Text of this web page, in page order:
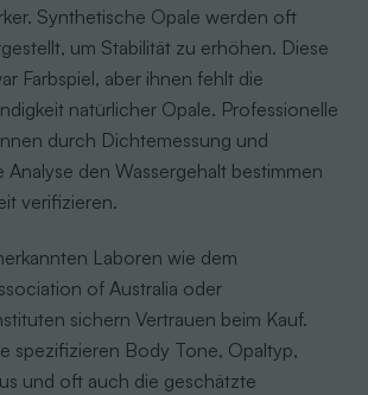
Synthetische Opale werden oft
um Stabilität zu erhöhen. Diese
Farbspiel, aber ihnen fehlt die
natürlicher Opale. Professionelle
durch Dichtemessung und
Analyse den Wassergehalt bestimmen
verifizieren.
Laboren wie dem
of Australia oder
sichern Vertrauen beim Kauf.
spezifizieren Body Tone, Opaltyp,
und oft auch die geschätzte